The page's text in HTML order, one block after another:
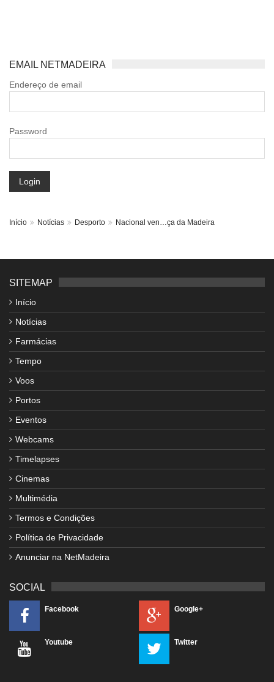
EMAIL NETMADEIRA
Endereço de email
Password
Login
Início Notícias Desporto Nacional ven…ça da Madeira
SITEMAP
Início
Notícias
Farmácias
Tempo
Voos
Portos
Eventos
Webcams
Timelapses
Cinemas
Multimédia
Termos e Condições
Política de Privacidade
Anunciar na NetMadeira
SOCIAL
Facebook Google+
Youtube Twitter